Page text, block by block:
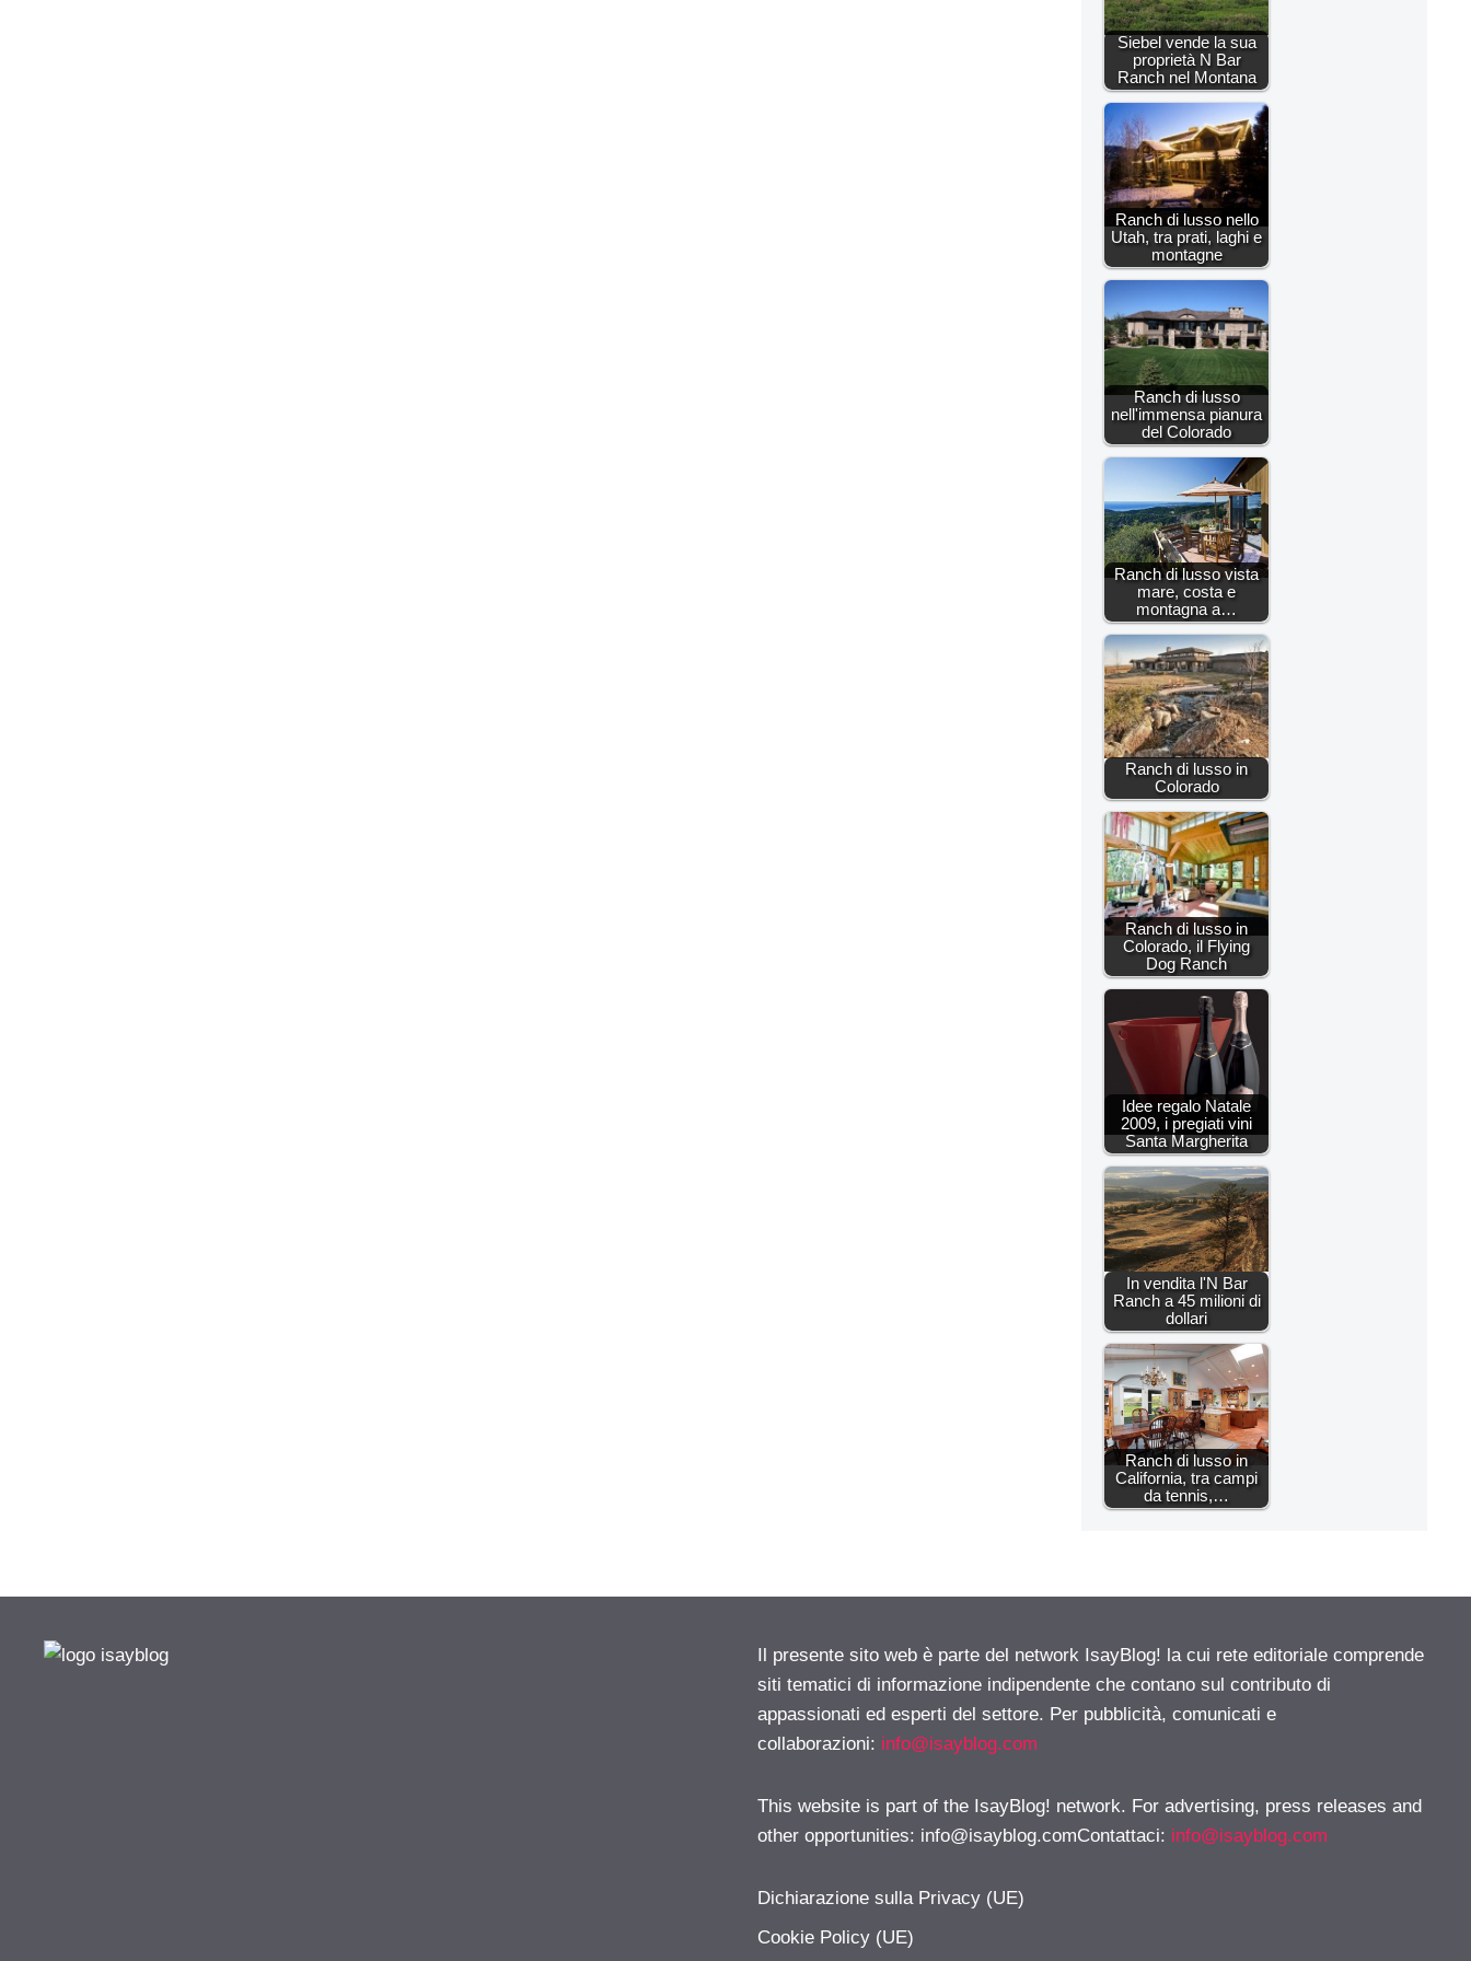
Siebel vende la sua
proprietà N Bar
Ranch nel Montana
Ranch di lusso nello
Utah, tra prati, laghi e
montagne
Ranch di lusso
nell'immensa pianura
del Colorado
Ranch di lusso vista
mare, costa e
montagna a…
Ranch di lusso in
Colorado
Ranch di lusso in
Colorado, il Flying
Dog Ranch
Idee regalo Natale
2009, i pregiati vini
Santa Margherita
In vendita l'N Bar
Ranch a 45 milioni di
dollari
Ranch di lusso in
California, tra campi
da tennis,…
Il presente sito web è parte del network IsayBlog! la cui rete editoriale comprende
siti tematici di informazione indipendente che contano sul contributo di
appassionati ed esperti del settore. Per pubblicità, comunicati e
collaborazioni: info@isayblog.com
This website is part of the IsayBlog! network. For advertising, press releases and
other opportunities: info@isayblog.comContattaci: info@isayblog.com
Dichiarazione sulla Privacy (UE)
Cookie Policy (UE)